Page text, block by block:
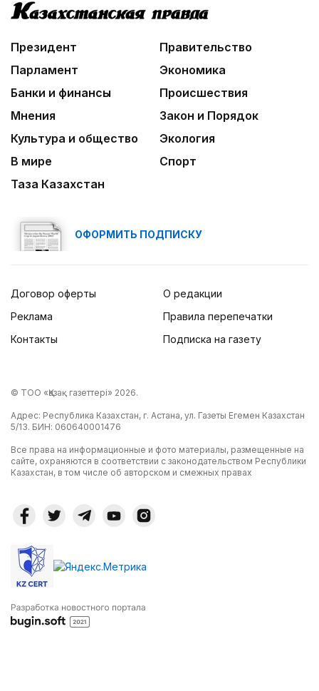
Президент
Правительство
Парламент
Экономика
Банки и финансы
Происшествия
Мнения
Закон и Порядок
Культура и общество
Экология
В мире
Спорт
Таза Казахстан
ОФОРМИТЬ ПОДПИСКУ
Договор оферты
Реклама
Контакты
О редакции
Правила перепечатки
Подписка на газету
© ТОО «Қазақ газеттері» 2026.
Адрес: Республика Казахстан, г. Астана, ул. Газеты Егемен Казахстан
5/13. БИН: 060640001476
Все права на информационные и фото материалы, размещенные на
сайте, охраняются в соответствии с законодательством Республики
Казахстан, в том числе об авторском и смежных правах